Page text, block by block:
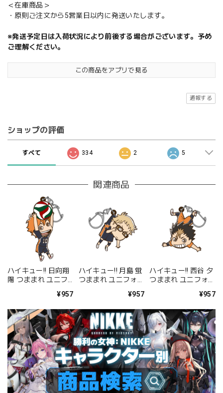
＜在庫商品＞
・原則ご注文から5営業日以内に発送いたします。
※発送予定日は入荷状況により前後する場合がございます。予め
ご理解ください。
この商品をアプリで見る
通報する
ショップの評価
すべて 334 2 5
関連商品
ハイキュー!! 日向翔
陽 つままれ ユニフ
¥957
ハイキュー!! 月島 蛍
つままれ ユニフォー
¥957
ハイキュー!! 西谷 夕
つままれ ユニフォー
¥957